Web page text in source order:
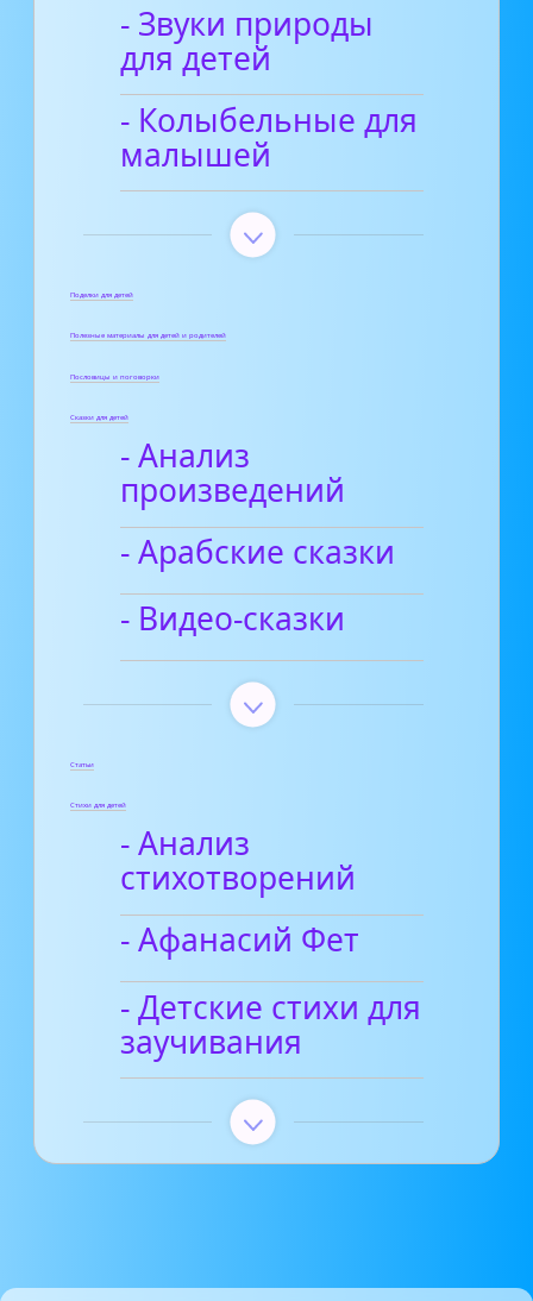
- Звуки природы
для детей
- Колыбельные для
малышей
Поделки для детей
Полезные материалы для детей и родителей
Пословицы и поговорки
Сказки для детей
- Анализ
произведений
- Арабские сказки
- Видео-сказки
Статьи
Стихи для детей
- Анализ
стихотворений
- Афанасий Фет
- Детские стихи для
заучивания